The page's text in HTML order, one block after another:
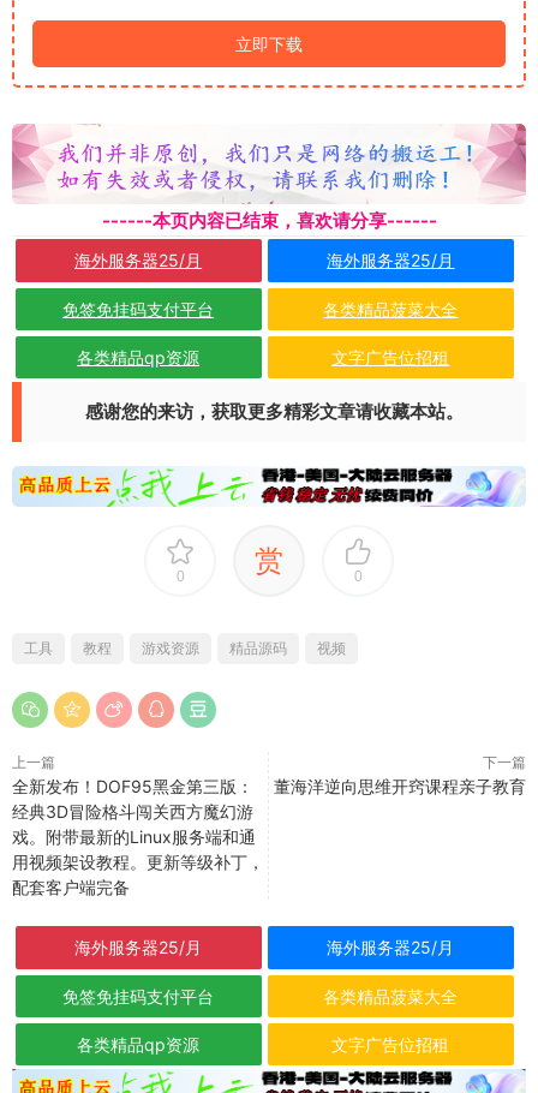
立即下载
------本页内容已结束，喜欢请分享------
海外服务器25/月 海外服务器25/月
免签免挂码支付平台 各类精品菠菜大全
各类精品qp资源 文字广告位招租
感谢您的来访，获取更多精彩文章请收藏本站。
0 赏 0
工具 教程 游戏资源 精品源码 视频
上一篇
全新发布！DOF95黑金第三版：
经典3D冒险格斗闯关西方魔幻游
戏。附带最新的Linux服务端和通
用视频架设教程。更新等级补丁，
配套客户端完备
下一篇
董海洋逆向思维开窍课程亲子教育
海外服务器25/月 海外服务器25/月
免签免挂码支付平台 各类精品菠菜大全
各类精品qp资源 文字广告位招租